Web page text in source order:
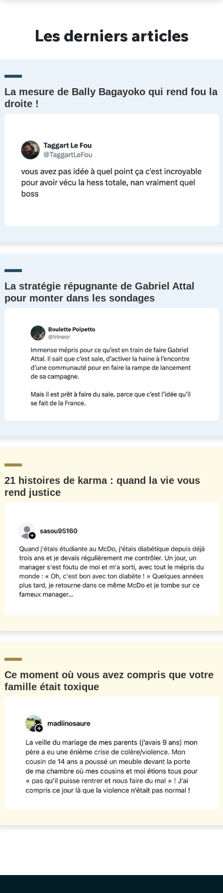
Les derniers articles
La mesure de Bally Bagayoko qui rend fou la
droite !
La stratégie répugnante de Gabriel Attal
pour monter dans les sondages
21 histoires de karma : quand la vie vous
rend justice
Ce moment où vous avez compris que votre
famille était toxique